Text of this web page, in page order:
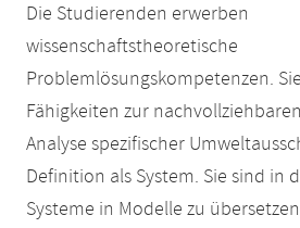
Die Studierenden erwerben
wissenschaftstheoretische
Problemlösungskompetenzen.
Fähigkeiten zur
Analyse spezifischer
Definition als System. Sie sind in
Systeme in Modelle zu